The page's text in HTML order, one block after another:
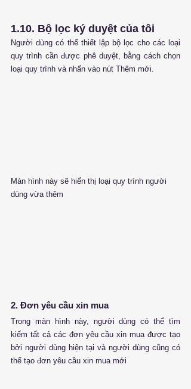
1.10. Bộ lọc ký duyệt của tôi
Người dùng có thể thiết lập bộ lọc cho các loại
quy trình cần được phê duyệt, bằng cách chọn
loại quy trình và nhấn vào nút Thêm mới.
Màn hình này sẽ hiển thị loại quy trình người
dùng vừa thêm
2. Đơn yêu cầu xin mua
Trong màn hình này, người dùng có thể tìm
kiếm tất cả các đơn yêu cầu xin mua được tạo
bởi người dùng hiện tại và người dùng cũng có
thể tạo đơn yêu cầu xin mua mới